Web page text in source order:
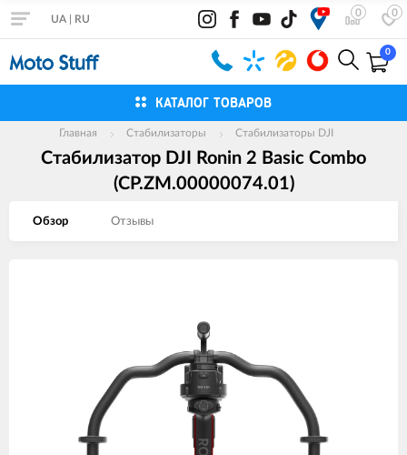
0 0
UA RU
0
КАТАЛОГ ТОВАРОВ
Главная Стабилизаторы Стабилизаторы DJI
Стабилизатор DJI Ronin 2 Basic Combo
(CP.ZM.00000074.01)
Обзор Отзывы